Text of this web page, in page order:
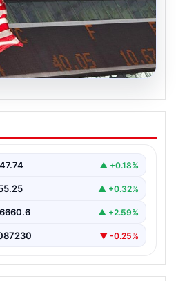
zaman açıklanacak?
belli oldu
47.74 ▲ +0.18%
▲ +0.32%
6660.6 ▲ +2.59%
▼ -0.25%